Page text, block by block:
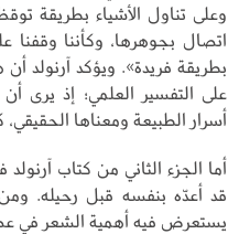
وعلى تناول الأشياء بطريقة
اتصال بجوهرها، وكأننا
بطريقة فريدة». ويؤكد آرنولد
على التفسير العلمي؛ إذ يرى
أسرار الطبيعة ومعناها
قد أعدّه بنفسه قبل رحيله.
يستعرض فيه أهمية الشعر في